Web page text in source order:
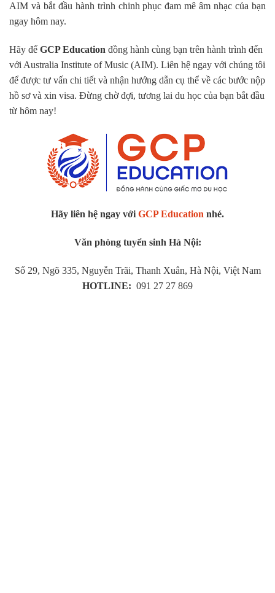
AIM và bắt đầu hành trình chinh phục đam mê âm nhạc của bạn
ngay hôm nay.
Hãy để GCP Education đồng hành cùng bạn trên hành trình đến
với Australia Institute of Music (AIM). Liên hệ ngay với chúng tôi
để được tư vấn chi tiết và nhận hướng dẫn cụ thể về các bước nộp
hồ sơ và xin visa. Đừng chờ đợi, tương lai du học của bạn bắt đầu
từ hôm nay!
Hãy liên hệ ngay vớiGCP Education nhé.
Văn phòng tuyển sinh Hà Nội:
Số 29, Ngõ 335, Nguyễn Trãi, Thanh Xuân, Hà Nội, Việt Nam
HOTLINE: 091 27 27 869